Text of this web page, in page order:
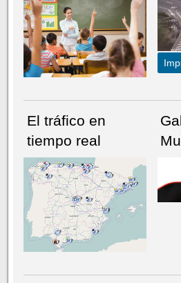
NÚMERO ACTUALHEMEROTECA
El tráfico en
tiempo real